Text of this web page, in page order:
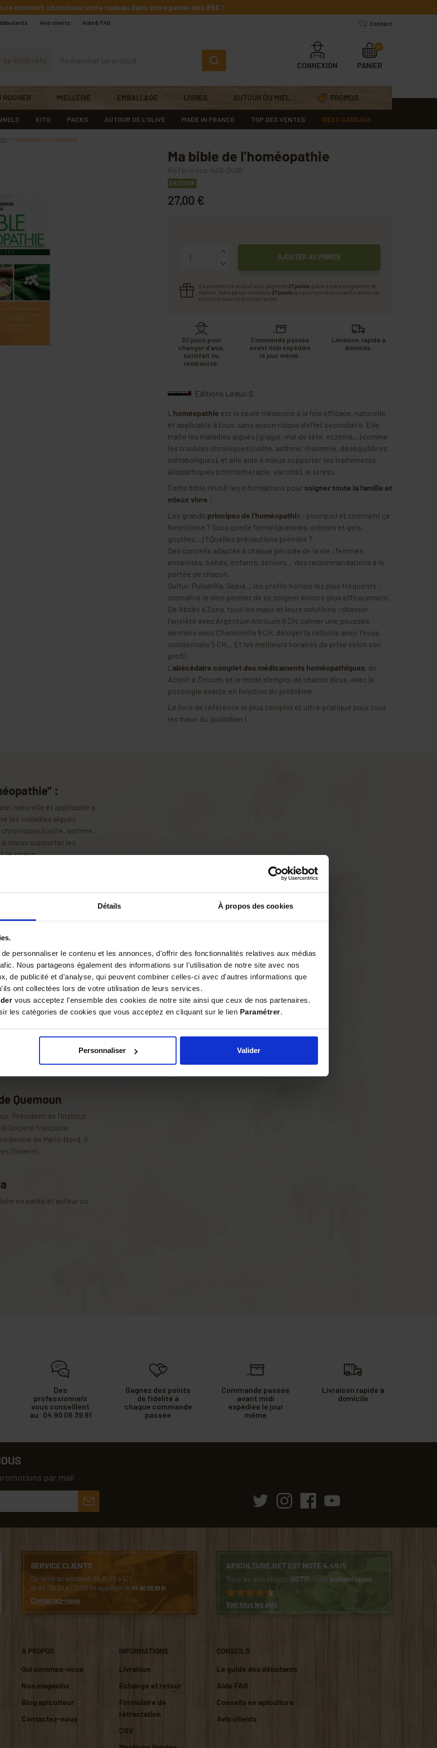
Détails À propos des cookies
personnaliser le contenu et les annonces, d'offrir des fonctionnalités relatives aux médias
Nous partageons également des informations sur l'utilisation de notre site avec nos
de publicité et d'analyse, qui peuvent combiner celles-ci avec d'autres informations que
ont collectées lors de votre utilisation de leurs services.
vous acceptez l'ensemble des cookies de notre site ainsi que ceux de nos partenaires.
les catégories de cookies que vous acceptez en cliquant sur le lien Paramétrer.
Personnaliser Valider
ce moment, choisissez votre cadeau dans votre panier dès 99€ !
débutants Avis clients Aide & FAQ Contact
de 4000 réfs
CONNEXION PANIER
0
RUCHER MIELLERIE EMBALLAGE LIVRES AUTOUR DU MIEL PROMOS
KITS PACKS AUTOUR DE L’OLIVE MADE IN FRANCE TOP DES VENTES IDÉES CADEAUX
Ma bible de l’homéopathie
Ma bible de l’homéopathie
Référence 440-3480
EN STOCK
27,00 €
AJOUTER AU PANIER
En achetant ce produit vous gagnerez 27 points grâce à notre programme de
fidélité. Votre panier totalisera 27 points qui pourront être convertis en bon de
réduction pour un prochain achat.
30 jours pour
changer d'avis,
satisfait ou
remboursé.
Commande passée
avant midi expédiée
le jour même.
Livraison rapide à
domicile.
Editions Leduc.S
L’homéopathie est la seule médecine à la fois efficace, naturelle
et applicable à tous, sans aucun risque d’effet secondaire. Elle
traite les maladies aiguës (grippe, mal de tête, eczéma…) comme
les troubles chroniques (colite, asthme, insomnie, déséquilibres
métaboliques), et elle aide à mieux supporter les traitements
allopathiques (chimiothérapie, vaccins), le stress.
Cette bible réunit les informations pour soigner toute la famille et
mieux vivre :
Les grands principes de l’homéopathie : pourquoi et comment ça
fonctionne ? Sous quelle forme (granules, crèmes et gels,
gouttes…) ? Quelles précautions prendre ?
Des conseils adaptés à chaque période de la vie : femmes
enceintes, bébés, enfants, seniors… des recommandations à la
portée de chacun.
Sulfur, Pulsatilla, Sepia… les profils homéo les plus fréquents :
connaître le sien permet de se soigner encore plus efficacement.
De Abcès à Zona, tous les maux et leurs solutions : chasser
l’anxiété avec Argentum nitricum 9 CH, calmer une poussée
dentaire avec Chamomilla 9 CH, déloger la cellulite avec Thuya
occidentalis 5 CH… Et les meilleurs horaires de prise selon son
profil.
L'abécédaire complet des médicaments homéopathiques, de
Aconit à Zincum, et le mode d’emploi de chacun d’eux, avec la
posologie exacte en fonction du problème.
Le livre de référence le plus complet et ultra-pratique pour tous
les maux du quotidien !
:
naturelle et applicable à
les maladies aiguës
(colite, asthme,
mieux supporter les
le stress.
? Quelles précautions
femmes enceintes, bébés,
chacun.
fréquents : connaître le
: chasser l’anxiété avec
avec Chamomilla 9 CH,
les meilleurs horaires de
, de Aconit à
posologie exacte en
pour tous les maux du
Quemoun
Président de l’Institut
Société française
de Paris-Nord, il
l’Inserm.
en santé et auteur ou
Des
professionnels
vous conseillent
au 04 90 06 39 91
Gagnez des points
de fidélité à
chaque commande
passée
Commande passée
avant midi
expédiée le jour
même
Livraison rapide à
domicile
par mail
SERVICE CLIENTS
Du lundi au vendredi de 8h30 à 12h
et de 13h30 à 17h00 en appelant le04 90 06 39 91
Contactez-nous
APICULTURE.NET EST NOTÉ 4.49/5
Tous les avis clients (60770) sont authentiques
Voir tous les avis
À PROPOS
Qui sommes-nous
Nos magasins
Blog apiculteur
Contactez-nous
INFORMATIONS
Livraison
Echange et retour
Formulaire de
rétractation
CGV
CONSEILS
Le guide des débutants
Aide FAQ
Conseils en apiculture
Avis clients